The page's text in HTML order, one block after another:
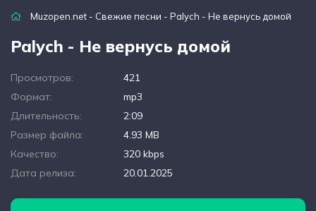
Muzopen.net - Свежие песни - Palych - Не вернусь домой
Palych - Не вернусь домой
Просмотров:
421
Формат:
mp3
Длительность:
2:09
Размер файла:
4.93 MB
Качество:
320 kbps
Дата релиза:
20.01.2025